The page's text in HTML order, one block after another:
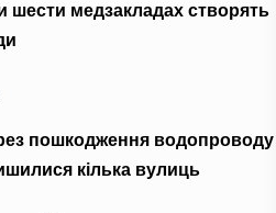
шести медзакладах створять
пошкодження водопроводу
кілька вулиць